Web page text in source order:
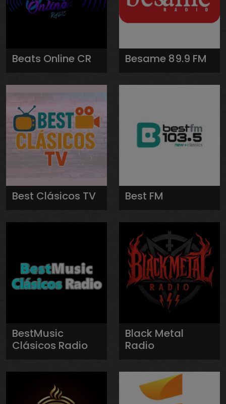
Beats Online CR Besame 89.9 FM
Best Clásicos TV Best FM
BestMusic
Clásicos Radio
Black Metal
Radio